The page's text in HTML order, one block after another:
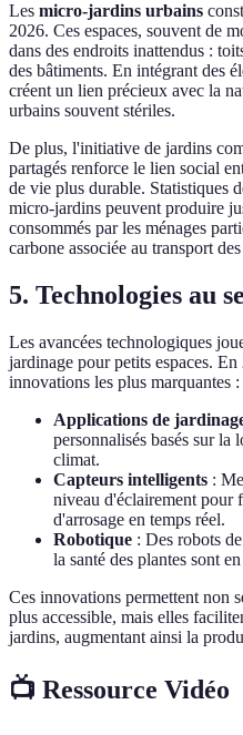
Les micro-jardins urbains
2026. Ces espaces, souvent de
dans des endroits inattendus :
des bâtiments. En intégrant des
créent un lien précieux avec la
urbains souvent stériles.
De plus, l'initiative de jardins
partagés renforce le lien social
de vie plus durable. Statistiques
micro-jardins peuvent produire
consommés par les ménages
carbone associée au transport
5. Technologies au
Les avancées technologiques
jardinage pour petits espaces.
innovations les plus marquantes :
Applications de
personnalisés basés sur la
climat.
Capteurs intelligents :
niveau d'éclairement pour
d'arrosage en temps réel.
Robotique : Des robots
la santé des plantes sont
Ces innovations permettent non
plus accessible, mais elles
jardins, augmentant ainsi la
📺 Ressource Vidéo